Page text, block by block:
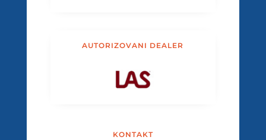
AUTORIZOVANI DEALER
KONTAKT